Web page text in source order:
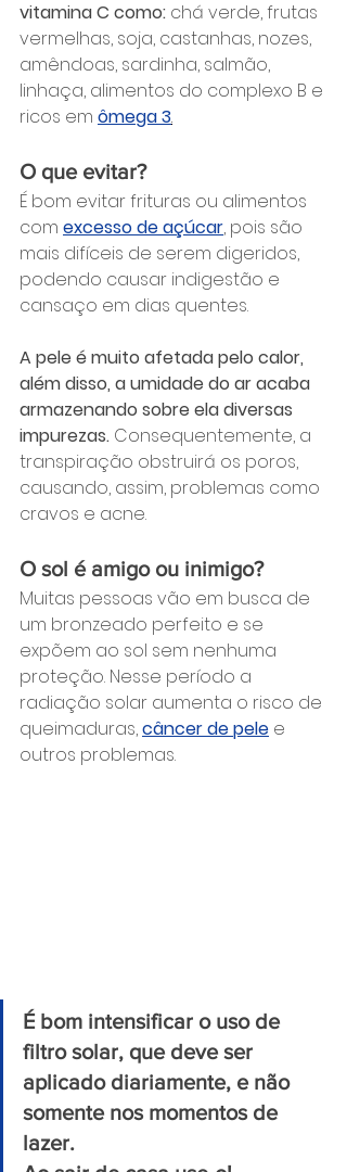
vitamina C como: chá verde, frutas
vermelhas, soja, castanhas, nozes,
amêndoas, sardinha, salmão,
linhaça, alimentos do complexo B e
ricos em ômega3.
O que evitar?
É bom evitar frituras ou alimentos
com excesso de açúcar, pois são
mais difíceis de serem digeridos,
podendo causar indigestão e
cansaço em dias quentes.
A pele é muito afetada pelo calor,
além disso, a umidade do ar acaba
armazenando sobre ela diversas
impurezas. Consequentemente, a
transpiração obstruirá os poros,
causando, assim, problemas como
cravos e acne.
O sol é amigo ou inimigo?
Muitas pessoas vão em busca de
um bronzeado perfeito e se
expõem ao sol sem nenhuma
proteção. Nesse período a
radiação solar aumenta o risco de
queimaduras, câncer de pele e
outros problemas.
É bom intensificar o uso de
filtro solar, que deve ser
aplicado diariamente, e não
somente nos momentos de
lazer.